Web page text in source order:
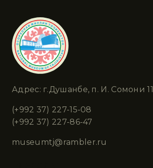
Адрес: г.Душанбе, п. И. Сомони 11
(+992 37) 227-15-08
(+992 37) 227-86-47
museumtj@rambler.ru